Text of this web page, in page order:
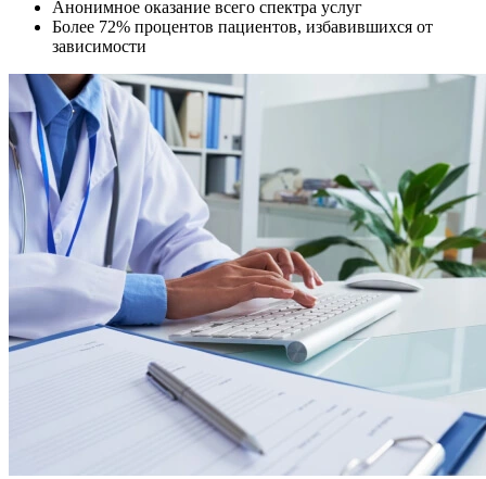
Анонимное оказание всего спектра услуг
Более 72% процентов пациентов, избавившихся от
зависимости